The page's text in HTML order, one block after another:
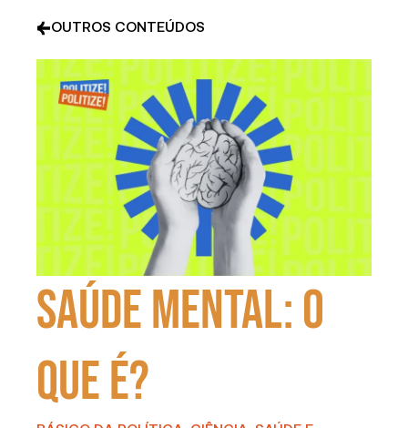
OUTROS CONTEÚDOS
Saúde mental: o
que é?